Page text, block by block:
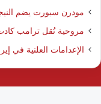
مودرن سبورت يضم
مروحية تُقل ترامب
الإعدامات العلنية في